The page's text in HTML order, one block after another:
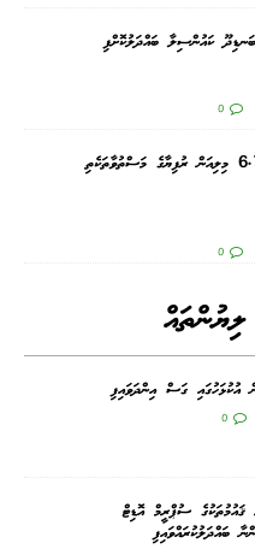
ކައުންސިލާ ބައްދަލުކޮށްފި
0
ރާއްޖެއަށް އެތެރެކުރަން އުޅުނު 6.7 މިލިއަން ރުފިޔާގެ މަސްތުވާތަކެތި
0
އުކުޅަހުގައި ގަސް އިންދަވައިފި
0
ޤައުމުތަކުގެ ސުޕްރީމް އޮޑިޓް
ބައްދަލުކުރައްވައިފި